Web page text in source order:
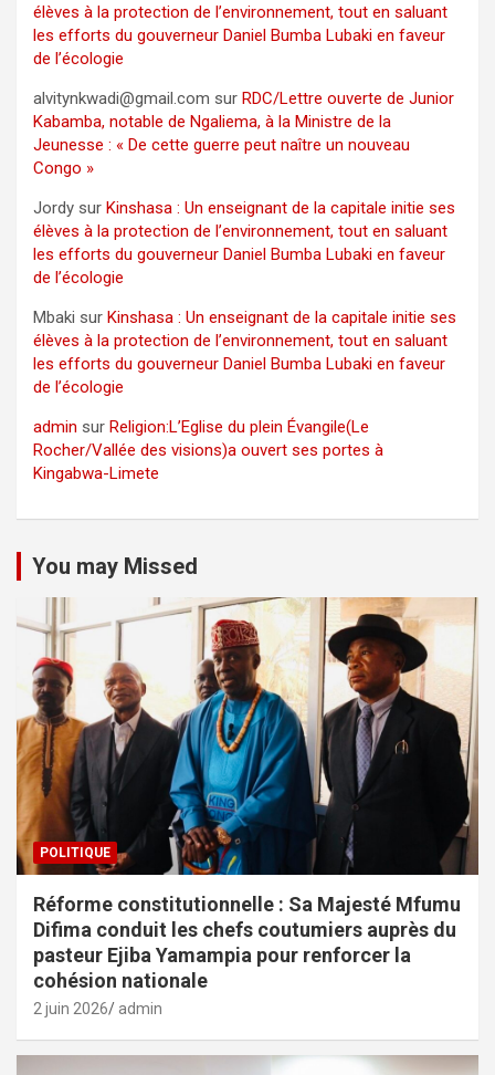
élèves à la protection de l’environnement, tout en saluant
les efforts du gouverneur Daniel Bumba Lubaki en faveur
de l’écologie
alvitynkwadi@gmail.com sur RDC/Lettre ouverte de Junior
Kabamba, notable de Ngaliema, à la Ministre de la
Jeunesse : « De cette guerre peut naître un nouveau
Congo »
Jordy sur Kinshasa : Un enseignant de la capitale initie ses
élèves à la protection de l’environnement, tout en saluant
les efforts du gouverneur Daniel Bumba Lubaki en faveur
de l’écologie
Mbaki sur Kinshasa : Un enseignant de la capitale initie ses
élèves à la protection de l’environnement, tout en saluant
les efforts du gouverneur Daniel Bumba Lubaki en faveur
de l’écologie
admin sur Religion:L’Eglise du plein Évangile(Le
Rocher/Vallée des visions)a ouvert ses portes à
Kingabwa-Limete
You may Missed
POLITIQUE
Réforme constitutionnelle : Sa Majesté Mfumu
Difima conduit les chefs coutumiers auprès du
pasteur Ejiba Yamampia pour renforcer la
cohésion nationale
2 juin 2026 admin